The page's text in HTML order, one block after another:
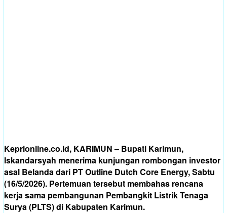
Keprionline.co.id, KARIMUN – Bupati Karimun,
Iskandarsyah menerima kunjungan rombongan investor
asal Belanda dari PT Outline Dutch Core Energy, Sabtu
(16/5/2026). Pertemuan tersebut membahas rencana
kerja sama pembangunan Pembangkit Listrik Tenaga
Surya (PLTS) di Kabupaten Karimun.